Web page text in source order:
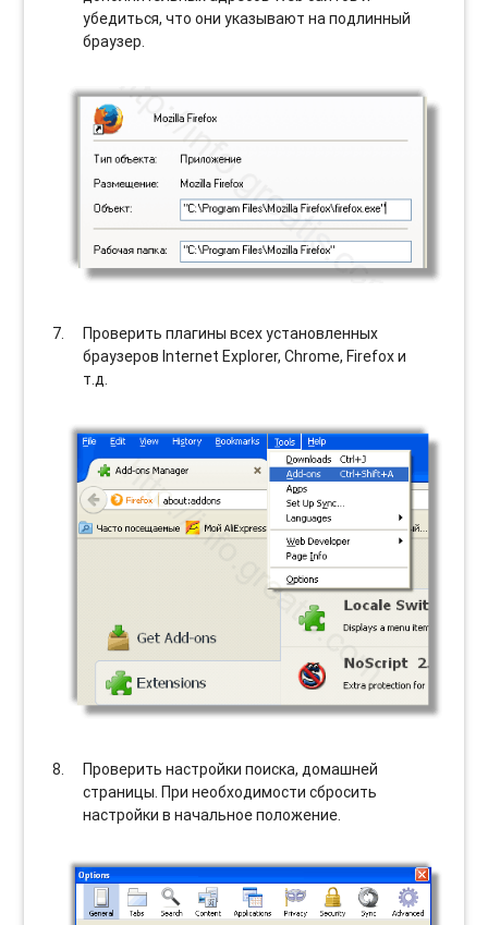
убедиться, что они указывают на подлинный
браузер.
Проверить плагины всех установленных
браузеров Internet Explorer, Chrome, Firefox и
т.д.
Проверить настройки поиска, домашней
страницы. При необходимости сбросить
настройки в начальное положение.